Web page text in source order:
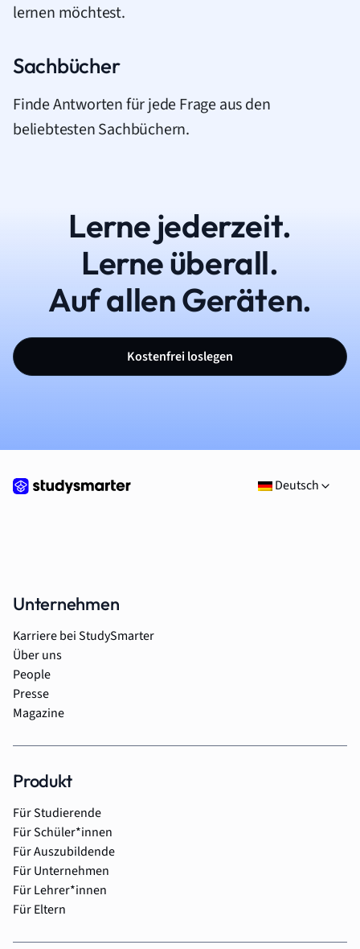
lernen möchtest.
Sachbücher
Finde Antworten für jede Frage aus den
beliebtesten Sachbüchern.
Lerne jederzeit.
Lerne überall.
Auf allen Geräten.
Kostenfrei loslegen
Deutsch
Unternehmen
Karriere bei StudySmarter
Über uns
People
Presse
Magazine
Produkt
Für Studierende
Für Schüler*innen
Für Auszubildende
Für Unternehmen
Für Lehrer*innen
Für Eltern